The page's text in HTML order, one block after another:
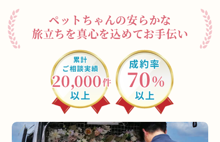
筑後市
中間市
嘉麻市
みやま市
大川市
うきは市
豊前市
那珂川市
志免町
粕屋町
宇美町
苅田町
岡垣町
篠栗町
水巻町
須恵町
福智町
新宮町
みやこ町
広川町
ペットちゃんの安らかな
旅立ちを真心を込めてお手伝い